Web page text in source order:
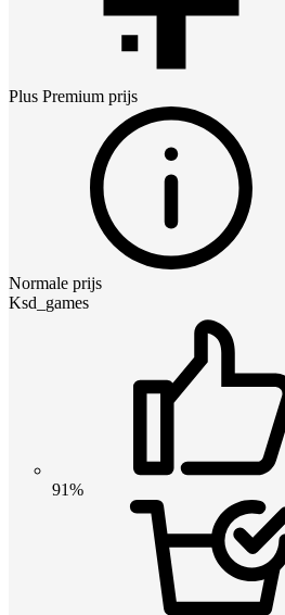
Plus Premium prijs
Normale prijs
Ksd_games
91%